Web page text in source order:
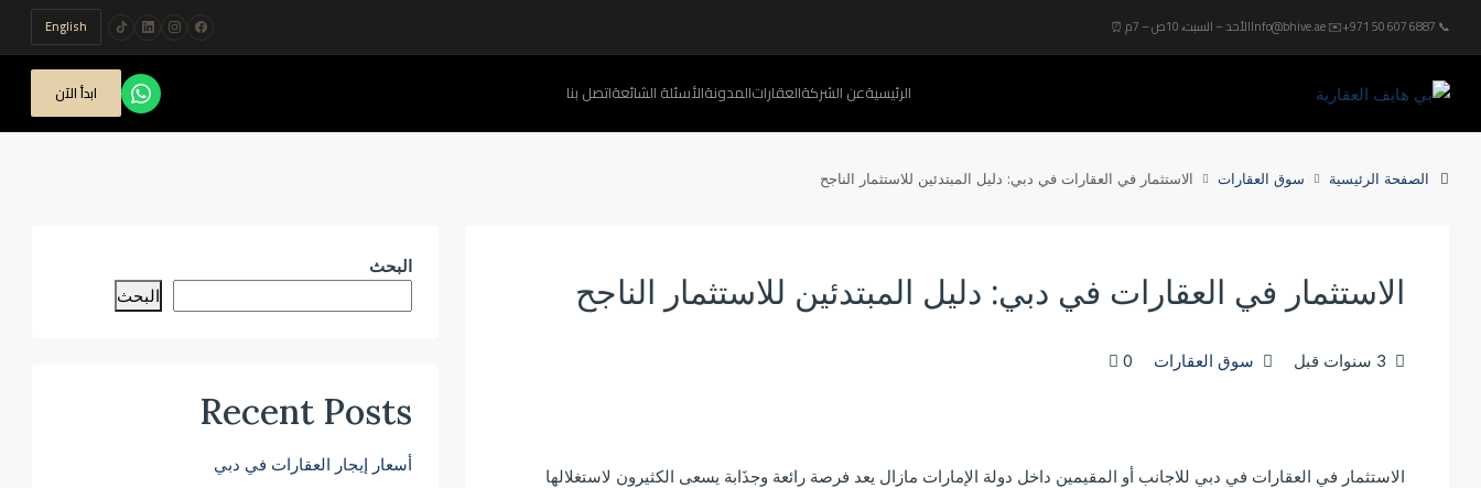
+971 50 607 6887 📞
Info@bhive.ae ✉️الأحد – السبت، 10ص – 7م ⏰ English
الرئيسيةعن الشركةالعقاراتالمدونةالأسئلة الشائعةاتصل بنا ابدأ الآن
الصفحة الرئيسية سوق العقارات الاستثمار في العقارات في دبي: دليل المبتدئين للاستثمار الناجح
الاستثمار في العقارات في دبي: دليل المبتدئين للاستثمار الناجح
سوق العقارات 0
الاستثمار في العقارات في دبي للاجانب أو المقيمين داخل دولة الإمارات مازال يعد فرصة رائعة وجذَابة يسعى الكثيرون لاستغلالها
البحث
البحث
Recent Posts
أسعار إيجار العقارات في دبي